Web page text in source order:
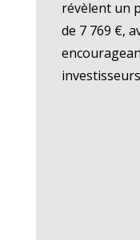
révèlent un
de 7 769 €,